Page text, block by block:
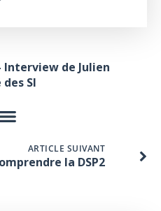
Interview de Julien
SI
ARTICLE SUIVANT
la DSP2